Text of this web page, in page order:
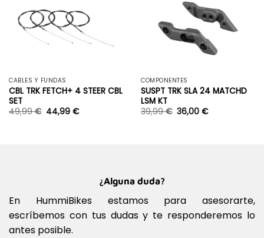
CABLES Y FUNDAS
CBL TRK FETCH+ 4 STEER CBL
SET
49,99€ 44,99€
COMPONENTES
SUSPT TRK SLA 24 MATCHD
LSM KT
39,99€ 36,00€
¿Alguna duda?
En HummiBikes estamos para asesorarte,
escríbemos con tus dudas y te responderemos lo
antes posible.